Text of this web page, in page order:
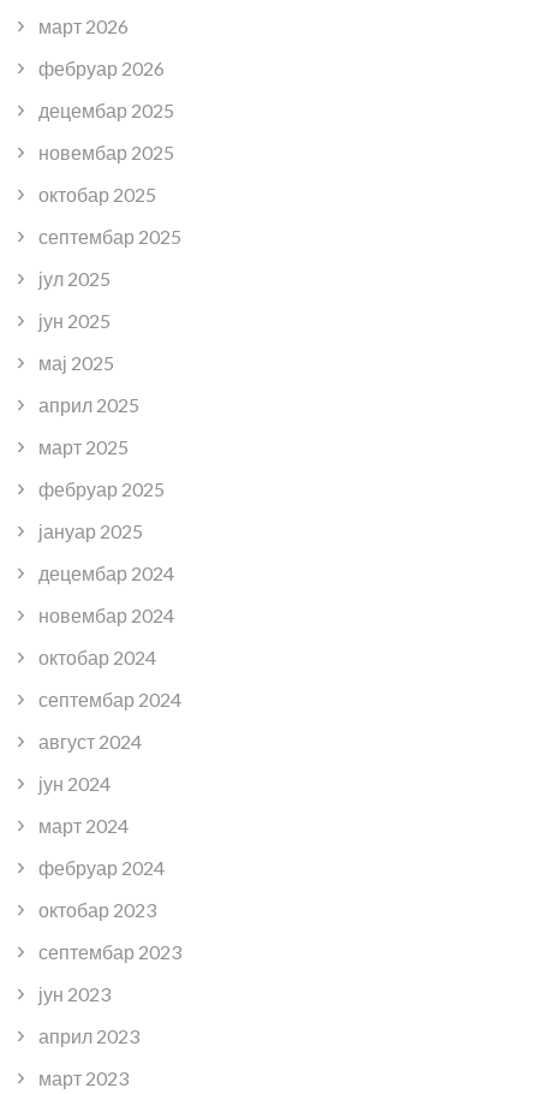
март 2026
фебруар 2026
децембар 2025
новембар 2025
октобар 2025
септембар 2025
јул 2025
јун 2025
мај 2025
април 2025
март 2025
фебруар 2025
јануар 2025
децембар 2024
новембар 2024
октобар 2024
септембар 2024
август 2024
јун 2024
март 2024
фебруар 2024
октобар 2023
септембар 2023
јун 2023
април 2023
март 2023